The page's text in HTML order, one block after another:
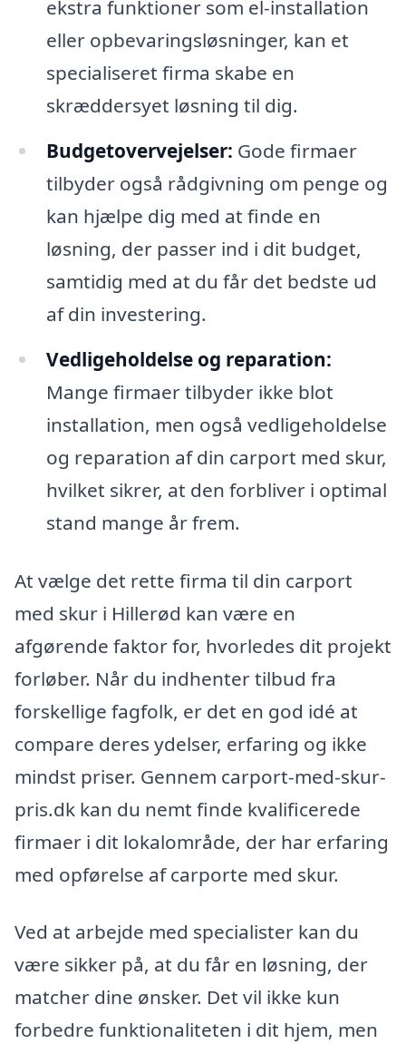
ekstra funktioner som el-installation
eller opbevaringsløsninger, kan et
specialiseret firma skabe en
skræddersyet løsning til dig.
Budgetovervejelser: Gode firmaer
tilbyder også rådgivning om penge og
kan hjælpe dig med at finde en
løsning, der passer ind i dit budget,
samtidig med at du får det bedste ud
af din investering.
Vedligeholdelse og reparation:
Mange firmaer tilbyder ikke blot
installation, men også vedligeholdelse
og reparation af din carport med skur,
hvilket sikrer, at den forbliver i optimal
stand mange år frem.
At vælge det rette firma til din carport
med skur i Hillerød kan være en
afgørende faktor for, hvorledes dit projekt
forløber. Når du indhenter tilbud fra
forskellige fagfolk, er det en god idé at
compare deres ydelser, erfaring og ikke
mindst priser. Gennem carport-med-skur-
pris.dk kan du nemt finde kvalificerede
firmaer i dit lokalområde, der har erfaring
med opførelse af carporte med skur.
Ved at arbejde med specialister kan du
være sikker på, at du får en løsning, der
matcher dine ønsker. Det vil ikke kun
forbedre funktionaliteten i dit hjem, men